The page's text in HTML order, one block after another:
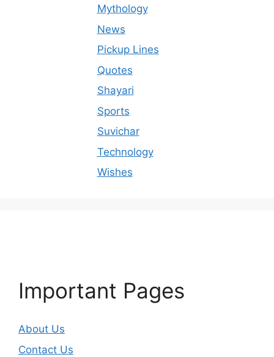
Mythology
News
Pickup Lines
Quotes
Shayari
Sports
Suvichar
Technology
Wishes
Important Pages
About Us
Contact Us